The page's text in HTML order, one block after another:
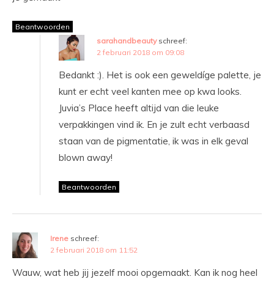
Beantwoorden
sarahandbeauty schreef:
2 februari 2018 om 09:08
Bedankt :). Het is ook een geweldíge palette, je
kunt er echt veel kanten mee op kwa looks.
Juvia’s Place heeft altijd van die leuke
verpakkingen vind ik. En je zult echt verbaasd
staan van de pigmentatie, ik was in elk geval
blown away!
Beantwoorden
Irene schreef:
2 februari 2018 om 11:52
Wauw, wat heb jij jezelf mooi opgemaakt. Kan ik nog heel